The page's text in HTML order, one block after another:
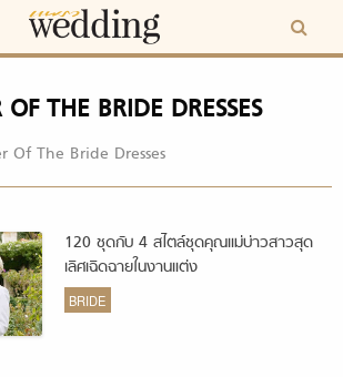
THE BRIDE DRESSES
Of The Bride Dresses
120 ชุดกับ 4 สไตล์ชุดคุณแม่บ่าวสาวสุด
เลิศเฉิดฉายในงานแต่ง
BRIDE